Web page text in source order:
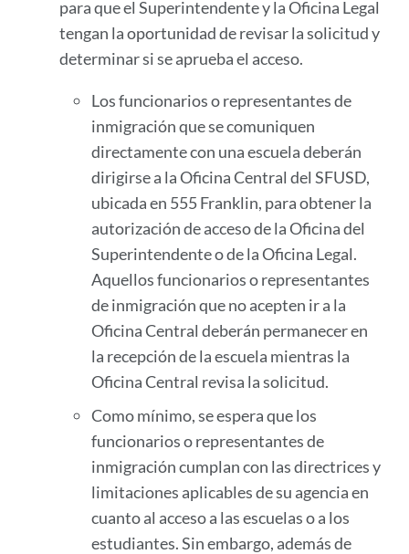
para que el Superintendente y la Oficina Legal
tengan la oportunidad de revisar la solicitud y
determinar si se aprueba el acceso.
Los funcionarios o representantes de
inmigración que se comuniquen
directamente con una escuela deberán
dirigirse a la Oficina Central del SFUSD,
ubicada en 555 Franklin, para obtener la
autorización de acceso de la Oficina del
Superintendente o de la Oficina Legal.
Aquellos funcionarios o representantes
de inmigración que no acepten ir a la
Oficina Central deberán permanecer en
la recepción de la escuela mientras la
Oficina Central revisa la solicitud.
Como mínimo, se espera que los
funcionarios o representantes de
inmigración cumplan con las directrices y
limitaciones aplicables de su agencia en
cuanto al acceso a las escuelas o a los
estudiantes. Sin embargo, además de